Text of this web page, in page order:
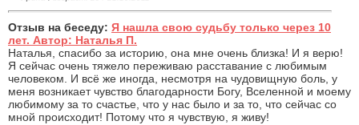
Отзыв на беседу: Я нашла свою судьбу только через 10
лет. Автор: Наталья П.
Наталья, спасибо за историю, она мне очень близка! И я верю!
Я сейчас очень тяжело переживаю расставание с любимым
человеком. И всё же иногда, несмотря на чудовищную боль, у
меня возникает чувство благодарности Богу, Вселенной и моему
любимому за то счастье, что у нас было и за то, что сейчас со
мной происходит! Потому что я чувствую, я живу!